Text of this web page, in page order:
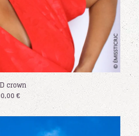
crown
€